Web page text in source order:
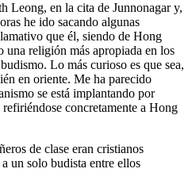
Leong, en la cita de Junnonagar y,
he ido sacando algunas
que él, siendo de Hong
religión más apropiada en los
Lo más curioso es que sea,
en oriente. Me ha parecido
se está implantando por
concretamente a Hong
de clase eran cristianos
un solo budista entre ellos